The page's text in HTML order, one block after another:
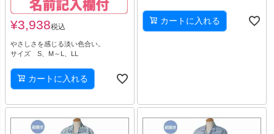
¥3,938税込
やさしさを感じる淡い色合い。
サイズ S、M～L、LL
カートに入れる
カートに入れる